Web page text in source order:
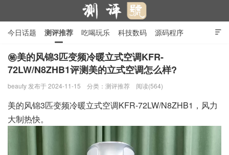
测评号

今日话题 测评推荐 吃喝玩乐 科技数码 源码程序
行业产品 在线投稿 隐私政策
㊙️美的风锦3匹变频冷暖立式空调KFR-
72LW/N8ZHB1评测美的立式空调怎么样?
beauty 发布于 2024-11-15 分类： 测评推荐 阅读(564)
美的风锦3匹变频冷暖立式空调KFR-72LW/N8ZHB1，风力
大制热快。